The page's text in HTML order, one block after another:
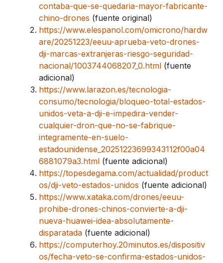
contaba-que-se-quedaria-mayor-fabricante-
chino-drones (fuente original)
https://www.elespanol.com/omicrono/hardw
are/20251223/eeuu-aprueba-veto-drones-
dji-marcas-extranjeras-riesgo-seguridad-
nacional/1003744068207_0.html (fuente
adicional)
https://www.larazon.es/tecnologia-
consumo/tecnologia/bloqueo-total-estados-
unidos-veta-a-dji-e-impedira-vender-
cualquier-dron-que-no-se-fabrique-
integramente-en-suelo-
estadounidense_20251223699343112f00a04
6881079a3.html (fuente adicional)
https://topesdegama.com/actualidad/product
os/dji-veto-estados-unidos (fuente adicional)
https://www.xataka.com/drones/eeuu-
prohibe-drones-chinos-convierte-a-dji-
nueva-huawei-idea-absolutamente-
disparatada (fuente adicional)
https://computerhoy.20minutos.es/dispositiv
os/fecha-veto-se-confirma-estados-unidos-